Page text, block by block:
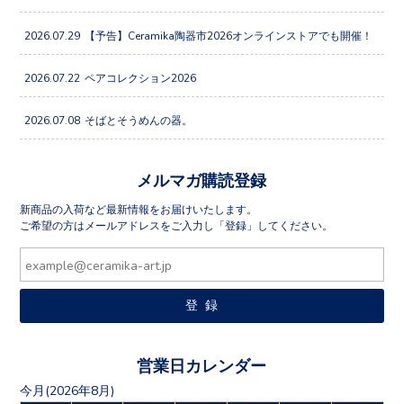
2026.07.29 【予告】Ceramika陶器市2026オンラインストアでも開催！
2026.07.22 ペアコレクション2026
2026.07.08 そばとそうめんの器。
メルマガ購読登録
新商品の入荷など最新情報をお届けいたします。
ご希望の方はメールアドレスをご入力し「登録」してください。
営業日カレンダー
今月(2026年8月)